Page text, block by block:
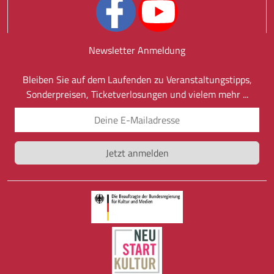
Newsletter Anmeldung
Bleiben Sie auf dem Laufenden zu Veranstaltungstipps,
Sonderpreisen, Ticketverlosungen und vielem mehr ...